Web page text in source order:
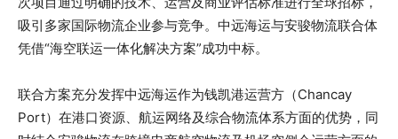
吸引多家国际物流企业参与竞争。中远海运与安骏物流联合体
凭借“海空联运一体化解决方案”成功中标。
联合方案充分发挥中远海运作为钱凯港运营方（Chancay
Port）在港口资源、航运网络及综合物流体系方面的优势，同